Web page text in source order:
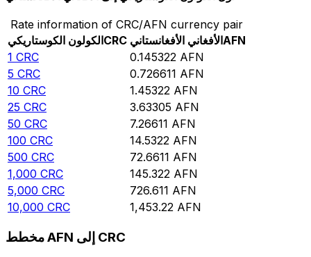
Rate information of CRC/AFN currency pair
الكولون الكوستاريكيCRC الأفغاني الأفغانستانيAFN
1 CRC 0.145322 AFN
5 CRC 0.726611 AFN
10 CRC 1.45322 AFN
25 CRC 3.63305 AFN
50 CRC 7.26611 AFN
100 CRC 14.5322 AFN
500 CRC 72.6611 AFN
1,000 CRC 145.322 AFN
5,000 CRC 726.611 AFN
10,000 CRC 1,453.22 AFN
مخطط AFN إلى CRC